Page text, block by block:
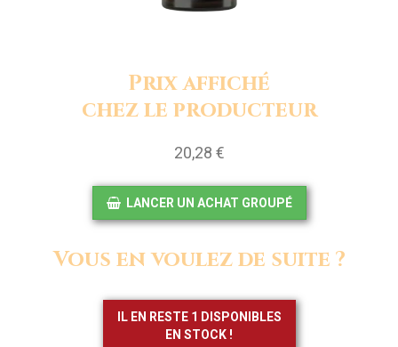
Prix affiché
chez le producteur
20,28 €
LANCER UN ACHAT GROUPÉ
Vous en voulez de suite ?
IL EN RESTE 1 DISPONIBLES
EN STOCK !